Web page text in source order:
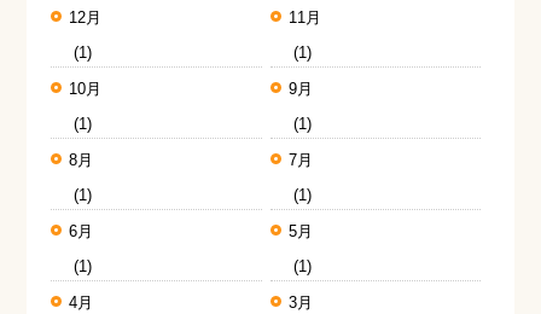
12月
(1)
11月
(1)
10月
(1)
9月
(1)
8月
(1)
7月
(1)
6月
(1)
5月
(1)
4月
3月